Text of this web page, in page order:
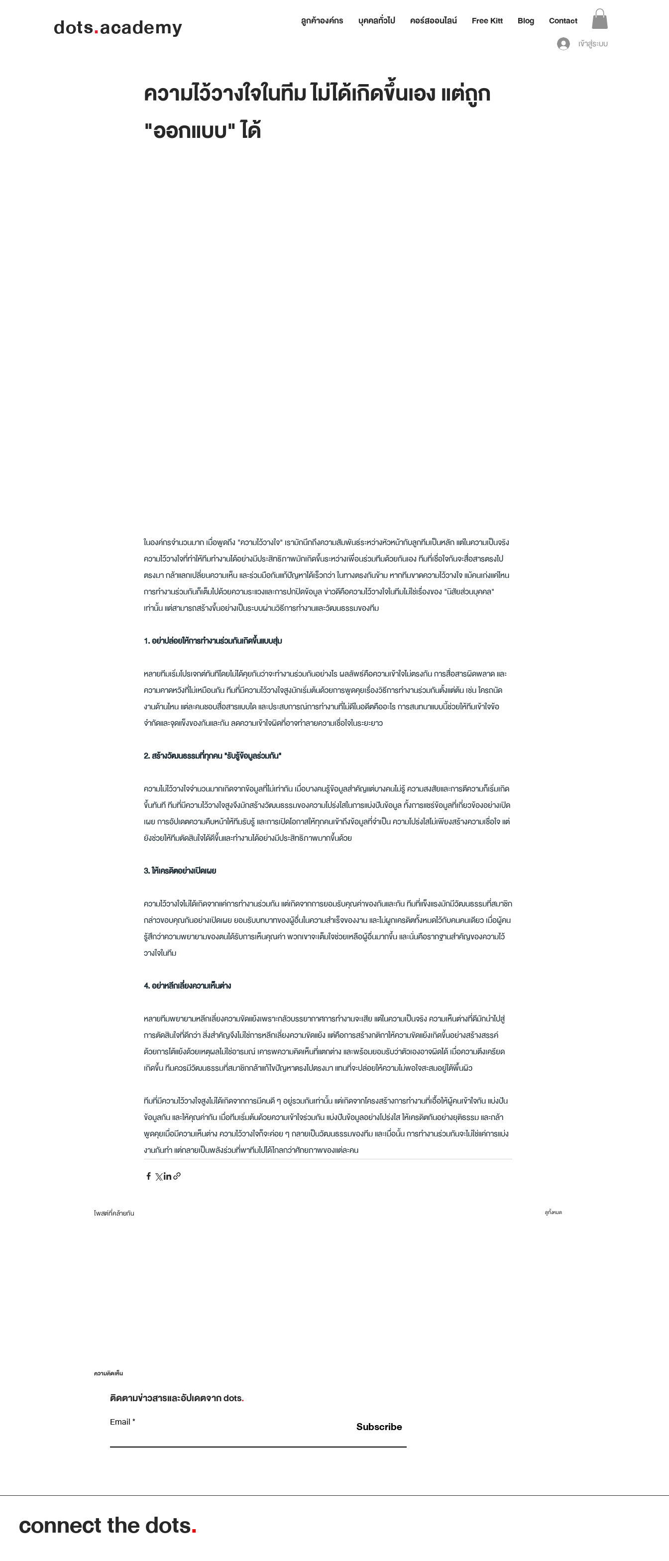
dots.academy ลูกค้าองค์กร บุคคลทั่วไป คอร์สออนไลน์ Free Kitt Blog Contact
เข้าสู่ระบบ
ความไว้วางใจในทีม ไม่ได้เกิดขึ้นเอง แต่ถูก
"ออกแบบ" ได้
ในองค์กรจำนวนมาก เมื่อพูดถึง "ความไว้วางใจ" เรามักนึกถึงความสัมพันธ์ระหว่างหัวหน้ากับลูกทีมเป็นหลัก แต่ในความเป็นจริง
ความไว้วางใจที่ทำให้ทีมทำงานได้อย่างมีประสิทธิภาพมักเกิดขึ้นระหว่างเพื่อนร่วมทีมด้วยกันเอง ทีมที่เชื่อใจกันจะสื่อสารตรงไป
ตรงมา กล้าแลกเปลี่ยนความเห็น และร่วมมือกันแก้ปัญหาได้เร็วกว่า ในทางตรงกันข้าม หากทีมขาดความไว้วางใจ แม้คนเก่งแค่ไหน
การทำงานร่วมกันก็เต็มไปด้วยความระแวงและการปกปิดข้อมูล ข่าวดีคือความไว้วางใจในทีมไม่ใช่เรื่องของ "นิสัยส่วนบุคคล"
เท่านั้น แต่สามารถสร้างขึ้นอย่างเป็นระบบผ่านวิธีการทำงานและวัฒนธรรมของทีม
1. อย่าปล่อยให้การทำงานร่วมกันเกิดขึ้นแบบสุ่ม
หลายทีมเริ่มโปรเจกต์ทันทีโดยไม่ได้คุยกันว่าจะทำงานร่วมกันอย่างไร ผลลัพธ์คือความเข้าใจไม่ตรงกัน การสื่อสารผิดพลาด และ
ความคาดหวังที่ไม่เหมือนกัน ทีมที่มีความไว้วางใจสูงมักเริ่มต้นด้วยการพูดคุยเรื่องวิธีการทำงานร่วมกันตั้งแต่ต้น เช่น ใครถนัด
งานด้านไหน แต่ละคนชอบสื่อสารแบบใด และประสบการณ์การทำงานที่ไม่ดีในอดีตคืออะไร การสนทนาแบบนี้ช่วยให้ทีมเข้าใจข้อ
จำกัดและจุดแข็งของกันและกัน ลดความเข้าใจผิดที่อาจทำลายความเชื่อใจในระยะยาว
2. สร้างวัฒนธรรมที่ทุกคน "รับรู้ข้อมูลร่วมกัน"
ความไม่ไว้วางใจจำนวนมากเกิดจากข้อมูลที่ไม่เท่ากัน เมื่อบางคนรู้ข้อมูลสำคัญแต่บางคนไม่รู้ ความสงสัยและการตีความก็เริ่มเกิด
ขึ้นทันที ทีมที่มีความไว้วางใจสูงจึงมักสร้างวัฒนธรรมของความโปร่งใสในการแบ่งปันข้อมูล ทั้งการแชร์ข้อมูลที่เกี่ยวข้องอย่างเปิด
เผย การอัปเดตความคืบหน้าให้ทีมรับรู้ และการเปิดโอกาสให้ทุกคนเข้าถึงข้อมูลที่จำเป็น ความโปร่งใสไม่เพียงสร้างความเชื่อใจ แต่
ยังช่วยให้ทีมตัดสินใจได้ดีขึ้นและทำงานได้อย่างมีประสิทธิภาพมากขึ้นด้วย
3. ให้เครดิตอย่างเปิดเผย
ความไว้วางใจไม่ได้เกิดจากแค่การทำงานร่วมกัน แต่เกิดจากการยอมรับคุณค่าของกันและกัน ทีมที่แข็งแรงมักมีวัฒนธรรมที่สมาชิก
กล่าวขอบคุณกันอย่างเปิดเผย ยอมรับบทบาทของผู้อื่นในความสำเร็จของงาน และไม่ผูกเครดิตทั้งหมดไว้กับคนคนเดียว เมื่อผู้คน
รู้สึกว่าความพยายามของตนได้รับการเห็นคุณค่า พวกเขาจะเต็มใจช่วยเหลือผู้อื่นมากขึ้น และนั่นคือรากฐานสำคัญของความไว้
วางใจในทีม
4. อย่าหลีกเลี่ยงความเห็นต่าง
หลายทีมพยายามหลีกเลี่ยงความขัดแย้งเพราะกลัวบรรยากาศการทำงานจะเสีย แต่ในความเป็นจริง ความเห็นต่างที่ดีมักนำไปสู่
การตัดสินใจที่ดีกว่า สิ่งสำคัญจึงไม่ใช่การหลีกเลี่ยงความขัดแย้ง แต่คือการสร้างกติกาให้ความขัดแย้งเกิดขึ้นอย่างสร้างสรรค์
ด้วยการโต้แย้งด้วยเหตุผลไม่ใช่อารมณ์ เคารพความคิดเห็นที่แตกต่าง และพร้อมยอมรับว่าตัวเองอาจผิดได้ เมื่อความตึงเครียด
เกิดขึ้น ทีมควรมีวัฒนธรรมที่สมาชิกกล้าแก้ไขปัญหาตรงไปตรงมา แทนที่จะปล่อยให้ความไม่พอใจสะสมอยู่ใต้พื้นผิว
ทีมที่มีความไว้วางใจสูงไม่ได้เกิดจากการมีคนดี ๆ อยู่รวมกันเท่านั้น แต่เกิดจากโครงสร้างการทำงานที่เอื้อให้ผู้คนเข้าใจกัน แบ่งปัน
ข้อมูลกัน และให้คุณค่ากัน เมื่อทีมเริ่มต้นด้วยความเข้าใจร่วมกัน แบ่งปันข้อมูลอย่างโปร่งใส ให้เครดิตกันอย่างยุติธรรม และกล้า
พูดคุยเมื่อมีความเห็นต่าง ความไว้วางใจก็จะค่อย ๆ กลายเป็นวัฒนธรรมของทีม และเมื่อนั้น การทำงานร่วมกันจะไม่ใช่แค่การแบ่ง
งานกันทำ แต่กลายเป็นพลังร่วมที่พาทีมไปได้ไกลกว่าศักยภาพของแต่ละคน
โพสต์ที่คล้ายกัน ดูทั้งหมด
ความคิดเห็น
เขียนความคิดเห็น…
ติดตามข่าวสารและอัปเดตจาก dots.
Email Subscribe
connect the dots.